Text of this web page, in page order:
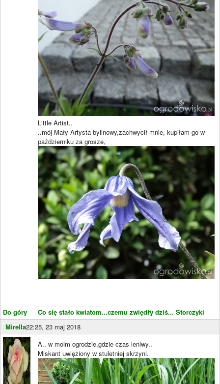
Do góry
Little Artist..
..mój Mały Artysta bylinowy,zachwycił mnie, kupiłam go w
październiku za grosze,
Co się stało kwiatom...czemu zwiędły dziś... Storczyki
Mirella22:25, 23 maj 2018
A.. w moim ogrodzie,gdzie czas leniwy..
Miskant uwięziony w stuletniej skrzyni.